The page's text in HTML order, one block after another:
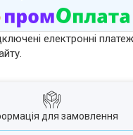
електронні
для замовлення